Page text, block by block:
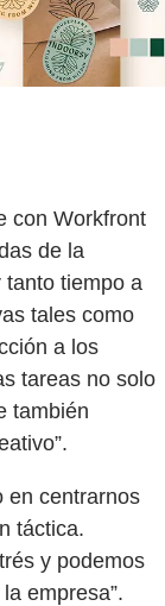
con Workfront
de la
tiempo a
tales como
a los
tareas no solo
también
en centrarnos
táctica.
y podemos
empresa”.